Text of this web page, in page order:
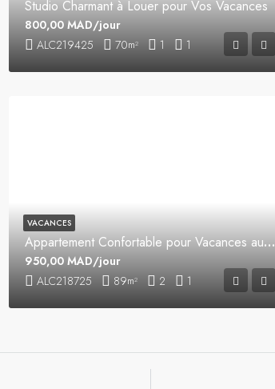
Studio Charmant à Louer pour Vos Vacances
ALC219425 70m² 1 1
800,00 MAD/jour
Appartement Confortable pour Vacances au Centre-Ville
ALC218725 89m² 2 1
950,00 MAD/jour
VACANCES